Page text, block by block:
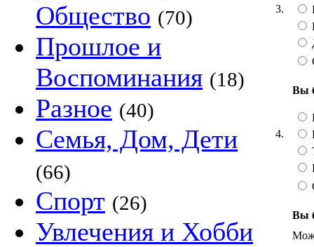
Общество (70)
Прошлое и
Воспоминания (18)
Разное (40)
Семья, Дом, Дети
(66)
Спорт (26)
Увлечения и Хобби
3.
4.
Вы
Вы